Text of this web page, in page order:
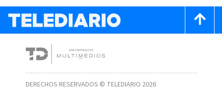
DERECHOS RESERVADOS © TELEDIARIO 2026